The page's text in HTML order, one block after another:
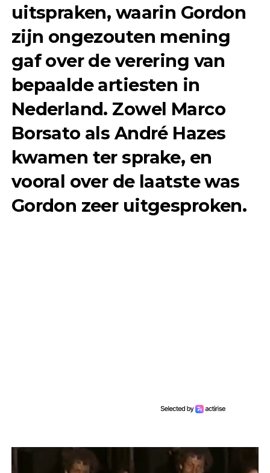
uitspraken, waarin Gordon
zijn ongezouten mening
gaf over de verering van
bepaalde artiesten in
Nederland. Zowel Marco
Borsato als André Hazes
kwamen ter sprake, en
vooral over de laatste was
Gordon zeer uitgesproken.